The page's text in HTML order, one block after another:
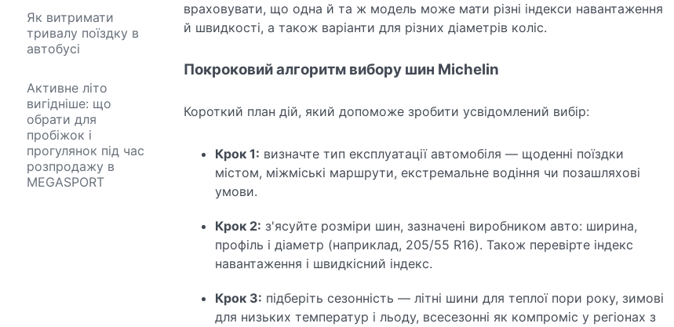
Як витримати
тривалу поїздку в
автобусі
Активне літо
вигідніше: що
обрати для
пробіжок і
прогулянок під час
розпродажу в
MEGASPORT
враховувати, що одна й та ж модель може мати різні індекси навантаження
й швидкості, а також варіанти для різних діаметрів коліс.
Покроковий алгоритм вибору шин Michelin
Короткий план дій, який допоможе зробити усвідомлений вибір:
Крок 1: визначте тип експлуатації автомобіля — щоденні поїздки
містом, міжміські маршрути, екстремальне водіння чи позашляхові
умови.
Крок 2: з'ясуйте розміри шин, зазначені виробником авто: ширина,
профіль і діаметр (наприклад, 205/55 R16). Також перевірте індекс
навантаження і швидкісний індекс.
Крок 3: підберіть сезонність — літні шини для теплої пори року, зимові
для низьких температур і льоду, всесезонні як компроміс у регіонах з